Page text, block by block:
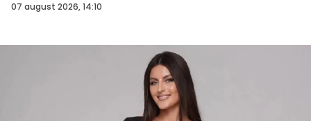
07 august 2026, 14:10